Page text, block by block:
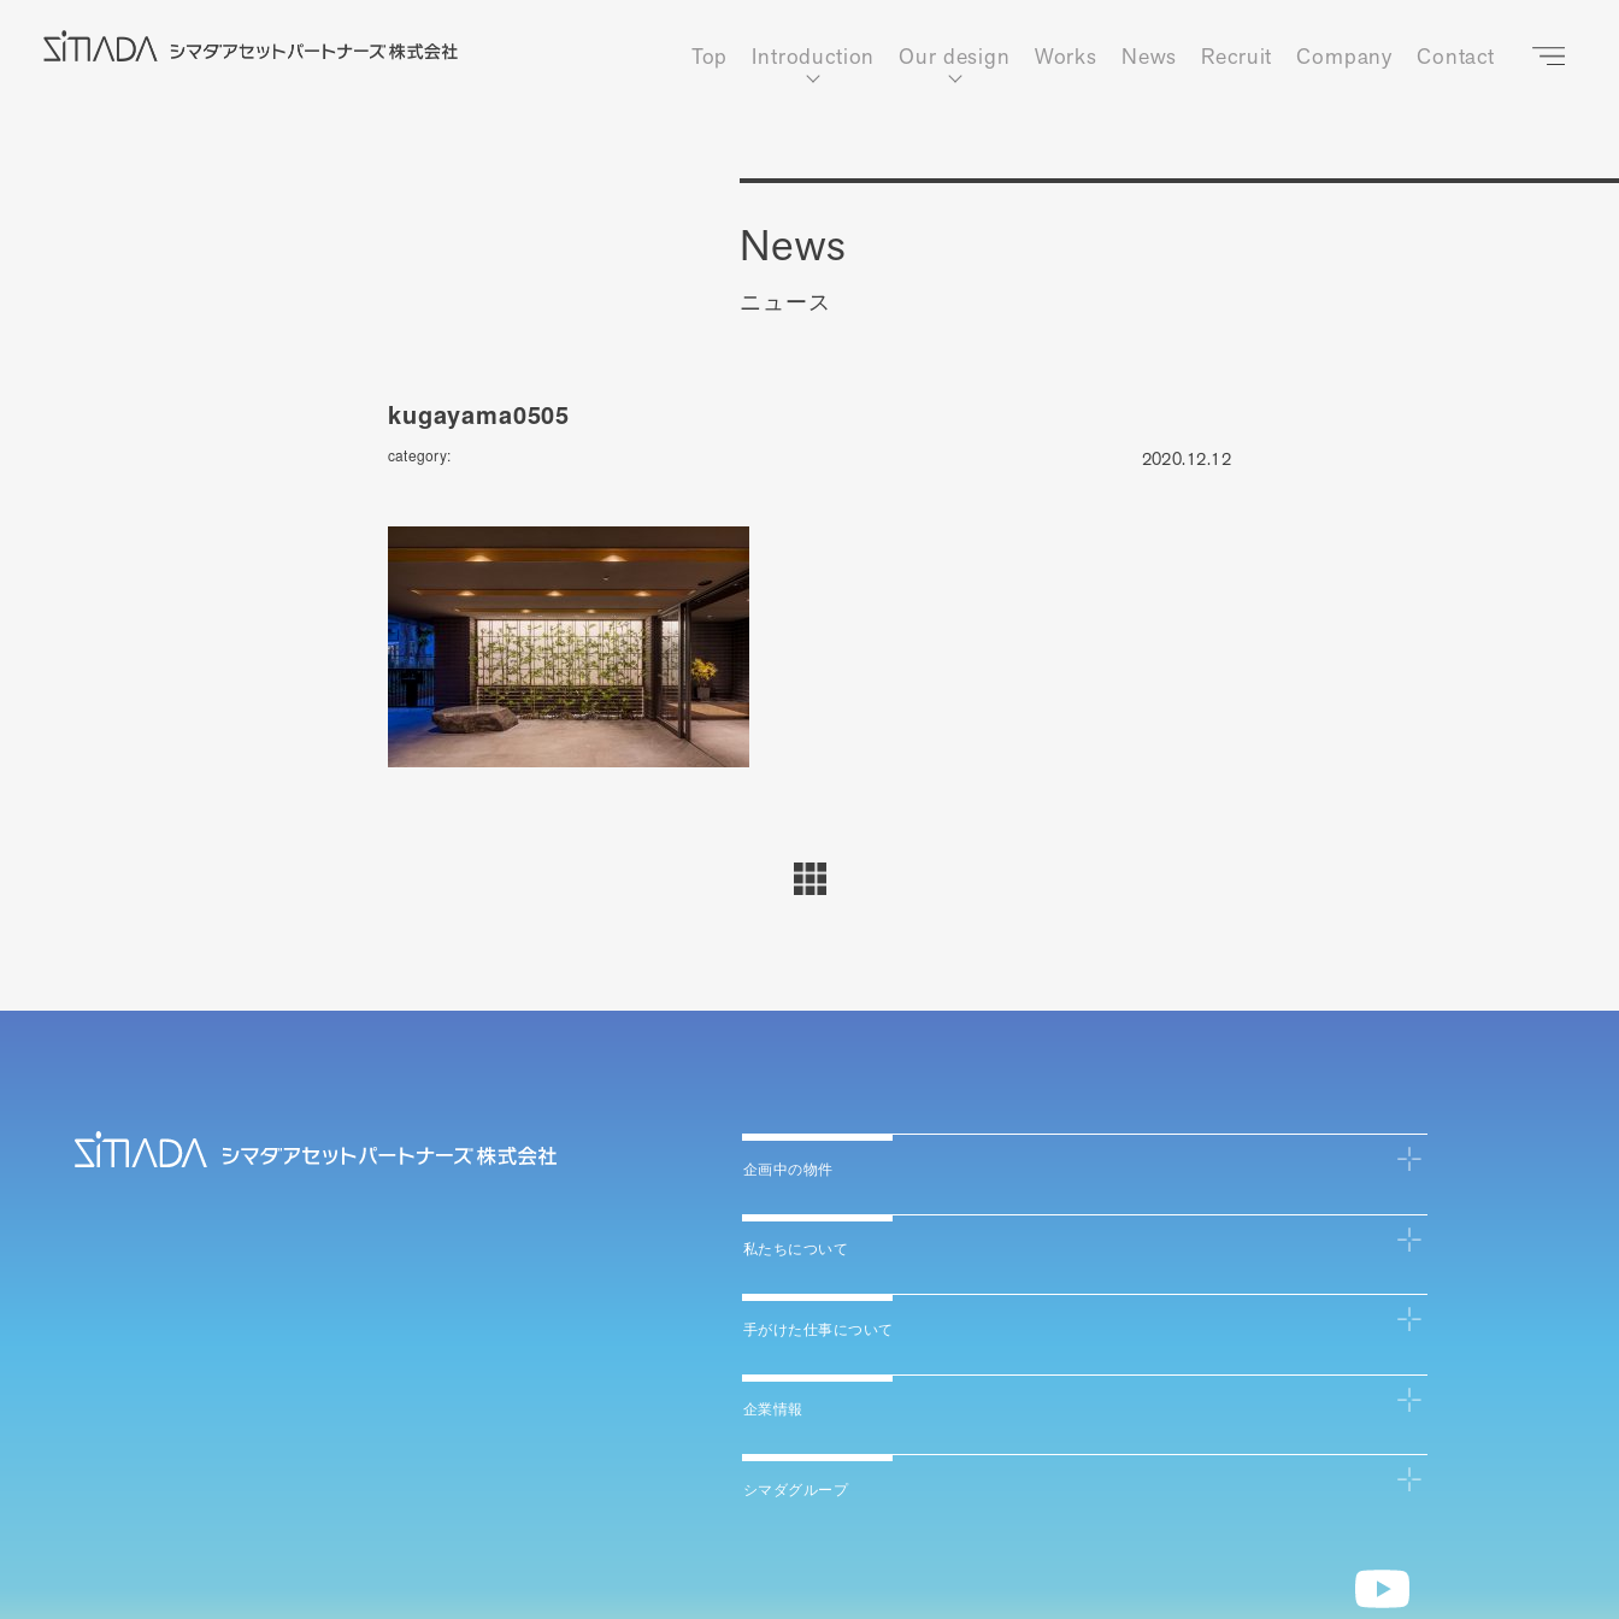
Top Introduction Our design Works News Recruit Company Contact
News
ニュース
kugayama0505
category: 2020.12.12
企画中の物件
私たちについて
手がけた仕事について
企業情報
シマダグループ